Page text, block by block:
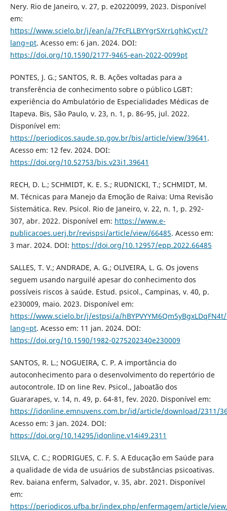
Nery. Rio de Janeiro, v. 27, p. e20220099, 2023. Disponível
em:
https://www.scielo.br/j/ean/a/7FcFLLBYYgrSXrrLghkCyct/?
lang=pt. Acesso em: 6 jan. 2024. DOI:
https://doi.org/10.1590/2177-9465-ean-2022-0099pt
PONTES, J. G.; SANTOS, R. B. Ações voltadas para a
transferência de conhecimento sobre o público LGBT:
experiência do Ambulatório de Especialidades Médicas de
Itapeva. Bis, São Paulo, v. 23, n. 1, p. 86-95, jul. 2022.
Disponível em:
https://periodicos.saude.sp.gov.br/bis/article/view/39641 .
Acesso em: 12 fev. 2024. DOI:
https://doi.org/10.52753/bis.v23i1.39641
RECH, D. L.; SCHMIDT, K. E. S.; RUDNICKI, T.; SCHMIDT, M.
M. Técnicas para Manejo da Emoção de Raiva: Uma Revisão
Sistemática. Rev. Psicol. Rio de Janeiro, v. 22, n. 1, p. 292-
307, abr. 2022. Disponível em: https://www.e-
publicacoes.uerj.br/revispsi/article/view/66485. Acesso em:
3 mar. 2024. DOI: https://doi.org/10.12957/epp.2022.66485
SALLES, T. V.; ANDRADE, A. G.; OLIVEIRA, L. G. Os jovens
seguem usando narguilé apesar do conhecimento dos
possíveis riscos à saúde. Estud. psicol., Campinas, v. 40, p.
e230009, maio. 2023. Disponível em:
https://www.scielo.br/j/estpsi/a/
lang=pt. Acesso em: 11 jan. 2024. DOI:
https://doi.org/10.1590/1982-0275202340e230009
SANTOS, R. L.; NOGUEIRA, C. P. A importância do
autoconhecimento para o desenvolvimento do repertório de
autocontrole. ID on line Rev. Psicol., Jaboatão dos
Guararapes, v. 14, n. 49, p. 64-81, fev. 2020. Disponível em:
https://idonline.emnuvens.com.br/id/article/download/2311/
Acesso em: 3 jan. 2024. DOI:
https://doi.org/10.14295/idonline.v14i49.2311
SILVA, C. C.; RODRIGUES, C. F. S. A Educação em Saúde para
a qualidade de vida de usuários de substâncias psicoativas.
Rev. baiana enferm, Salvador, v. 35, abr. 2021. Disponível
em:
https://periodicos.ufba.br/index.php/enfermagem/article/